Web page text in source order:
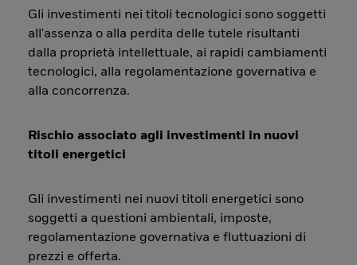
Gli investimenti nei titoli tecnologici sono soggetti
all'assenza o alla perdita delle tutele risultanti
dalla proprietà intellettuale, ai rapidi cambiamenti
tecnologici, alla regolamentazione governativa e
alla concorrenza.
Rischio associato agli investimenti in nuovi
titoli energetici
Gli investimenti nei nuovi titoli energetici sono
soggetti a questioni ambientali, imposte,
regolamentazione governativa e fluttuazioni di
prezzi e offerta.